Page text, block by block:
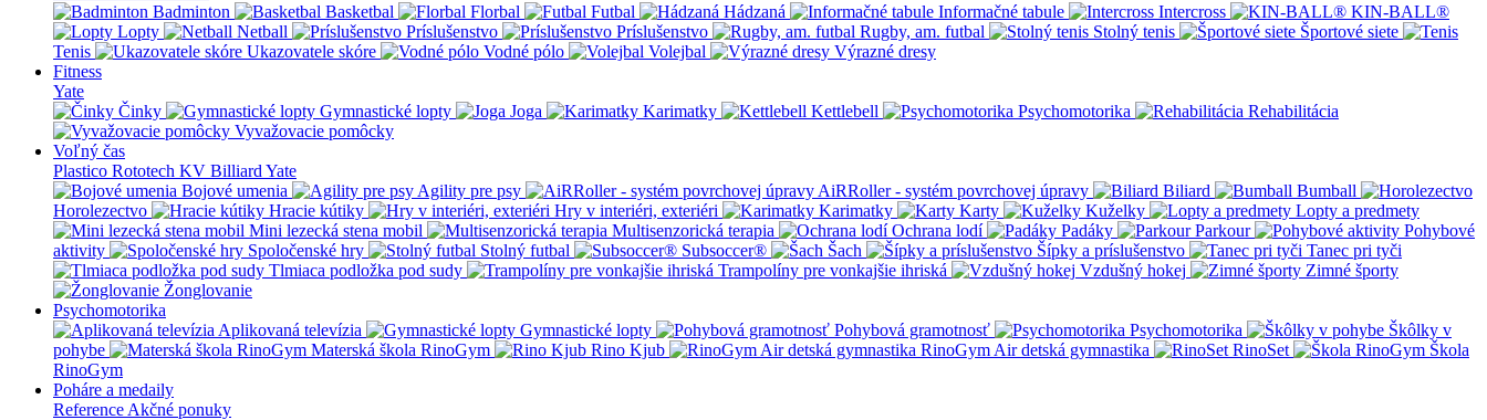
Badminton
Basketbal Florbal Futbal Hádzaná Informačné tabule Intercross
KIN-BALL®
Lopty
Netball Príslušenstvo Príslušenstvo Rugby, am. futbal Stolný tenis
Športové siete
Tenis
Ukazovatele skóre Vodné pólo Volejbal
Výrazné dresy
Fitness
Yate
Činky
Gymnastické lopty Joga Karimatky Kettlebell Psychomotorika
Rehabilitácia
Vyvažovacie pomôcky
Voľný čas
Plastico Rototech KV Billiard Yate
Bojové umenia
Agility pre psy AiRRoller - systém povrchovej úpravy Biliard
Bumball
Horolezectvo
Hracie kútiky Hry v interiéri, exteriéri Karimatky Karty Kuželky
Lopty a predmety
Mini lezecká stena mobil
Multisenzorická terapia Ochrana lodí Padáky Parkour
Pohybové
aktivity
Spoločenské hry Stolný futbal Subsoccer® Šach Šípky a príslušenstvo
Tanec pri tyči
Tlmiaca podložka pod sudy
Trampolíny pre vonkajšie ihriská Vzdušný hokej
Zimné športy
Žonglovanie
Psychomotorika
Aplikovaná televízia
Gymnastické lopty Pohybová gramotnosť Psychomotorika
Škôlky v
pohybe
Materská škola RinoGym Rino Kjub RinoGym Air detská gymnastika RinoSet
Škola
RinoGym
Poháre a medaily
Reference Akčné ponuky